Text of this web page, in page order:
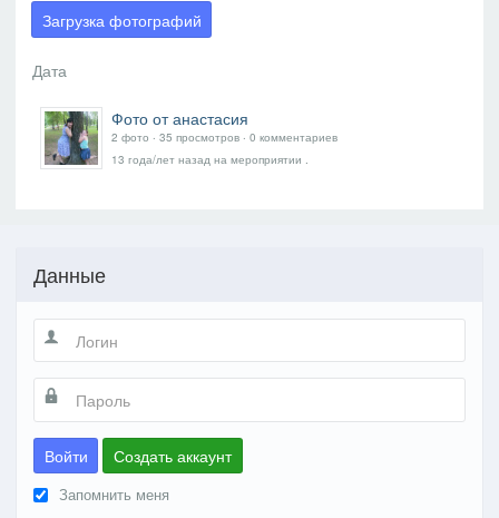
В друзья
Загрузка фотографий
Фото от анастасия
2 фото ‧ 35 просмотров ‧ 0 комментариев
13 года/лет назад на мероприятии
Данные
Войти Создать аккаунт
Запомнить меня